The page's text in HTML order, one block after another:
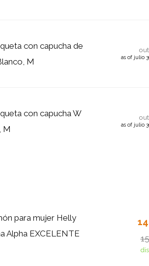
con capucha de
M
as of julio
con capucha W
M
as of julio
para mujer Helly
Alpha EXCELENTE